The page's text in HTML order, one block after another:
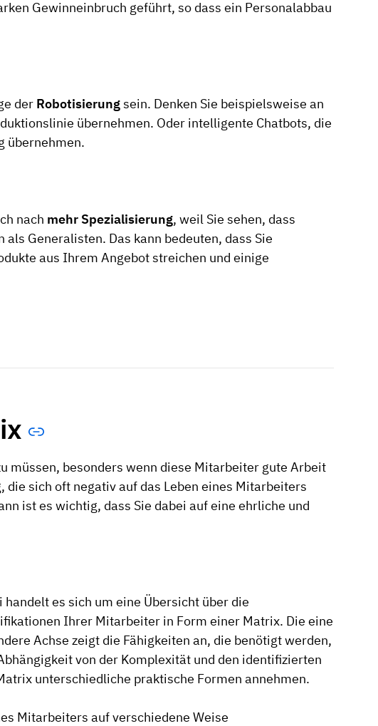
Gewinneinbruch geführt, so dass ein Personalabbau
der Robotisierungsein. Denken Sie beispielsweise an
übernehmen. Oder intelligente Chatbots, die
übernehmen.
nach mehr Spezialisierung, weil Sie sehen, dass
Generalisten. Das kann bedeuten, dass Sie
aus Ihrem Angebot streichen und einige
müssen, besonders wenn diese Mitarbeiter gute Arbeit
sich oft negativ auf das Leben eines Mitarbeiters
ist es wichtig, dass Sie dabei auf eine ehrliche und
es sich um eine Übersicht über die
Ihrer Mitarbeiter in Form einer Matrix. Die eine
Achse zeigt die Fähigkeiten an, die benötigt werden,
von der Komplexität und den identifizierten
unterschiedliche praktische Formen annehmen.
Mitarbeiters auf verschiedene Weise